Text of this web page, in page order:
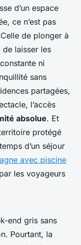
d’un espace
ce n’est pas
de plonger à
laisser les
ni
sans
partagées,
l’accès
absolue. Et
protégé
d’un séjour
avec piscine
les voyageurs
end gris sans
Pourtant, la